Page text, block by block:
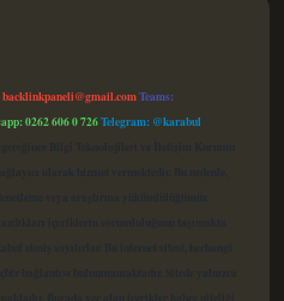
backlinkpaneli@gmail.comTeams:
0262 606 0 726Telegram: @karabul